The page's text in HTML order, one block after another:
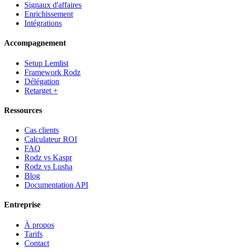
Signaux d'affaires
Enrichissement
Intégrations
Accompagnement
Setup Lemlist
Framework Rodz
Délégation
Retarget +
Ressources
Cas clients
Calculateur ROI
FAQ
Rodz vs Kaspr
Rodz vs Lusha
Blog
Documentation API
Entreprise
À propos
Tarifs
Contact